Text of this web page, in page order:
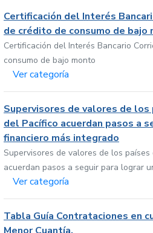
Certificación del Interés
de crédito de consumo de bajo
Certificación del Interés Bancario
consumo de bajo monto
Ver categoría
Supervisores de valores de
del Pacífico acuerdan pasos a
financiero más integrado
Supervisores de valores de los
acuerdan pasos a seguir para lograr
Ver categoría
Tabla Guía Contrataciones en